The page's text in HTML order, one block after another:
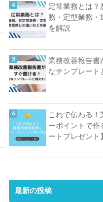
定常業務とは？
務・定型業務・
を解説
業務改善報告書
なテンプレート
これで伝わる！
ーポイントで作
ートプレゼント
最新の投稿